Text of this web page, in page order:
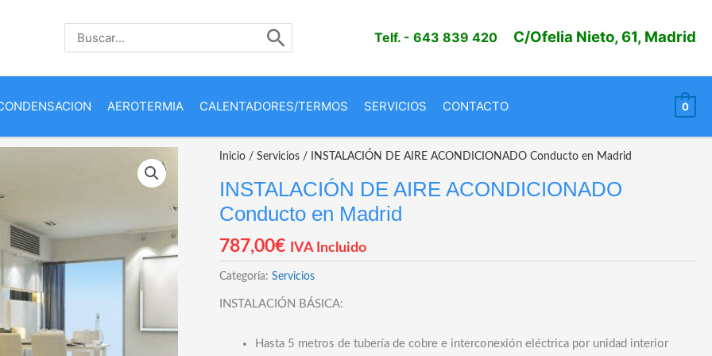
Buscar
por:
Telf. - 643 839 420 C/Ofelia Nieto, 61, Madrid
AEROTERMIA CALENTADORES/TERMOS SERVICIOS CONTACTO 0
Inicio /Servicios / INSTALACIÓN DE AIRE ACONDICIONADO Conducto en Madrid
INSTALACIÓN DE AIRE ACONDICIONADO
Conducto en Madrid
787,00€ IVA Incluido
Categoría:Servicios
INSTALACIÓN BÁSICA:
Hasta 5 metros de tubería de cobre e interconexión eléctrica por unidad interior